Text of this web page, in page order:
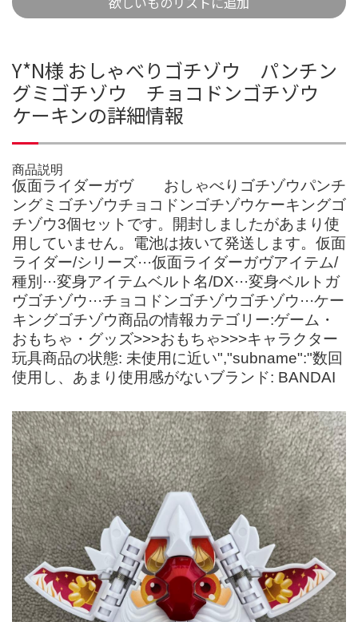
Y*N様 おしゃべりゴチゾウ パンチン
グミゴチゾウ チョコドンゴチゾウ
ケーキンの詳細情報
商品説明
仮面ライダーガヴ おしゃべりゴチゾウパンチ
ングミゴチゾウチョコドンゴチゾウケーキングゴ
チゾウ3個セットです。開封しましたがあまり使
用していません。電池は抜いて発送します。仮面
ライダー/シリーズ···仮面ライダーガヴアイテム/
種別···変身アイテムベルト名/DX···変身ベルトガ
ヴゴチゾウ···チョコドンゴチゾウゴチゾウ···ケー
キングゴチゾウ商品の情報カテゴリー:ゲーム・
おもちゃ・グッズ>>>おもちゃ>>>キャラクター
玩具商品の状態: 未使用に近い","subname":"数回
使用し、あまり使用感がないブランド: BANDAI